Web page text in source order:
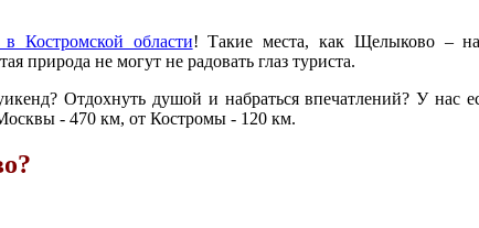
Костромской области! Такие места, как Щелыково –
природа не могут не радовать глаз туриста.
Отдохнуть душой и набраться впечатлений? У нас
- 470 км, от Костромы - 120 км.